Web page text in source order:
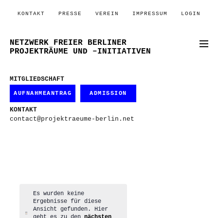
KONTAKT PRESSE VEREIN IMPRESSUM LOGIN
NETZWERK FREIER BERLINER
PROJEKTRÄUME UND –INITIATIVEN
MITGLIEDSCHAFT
AUFNAHMEANTRAG ADMISSION
KONTAKT
contact@projektraeume-berlin.net
Hinweis
Es wurden keine
Ergebnisse für diese
Ansicht gefunden. Hier